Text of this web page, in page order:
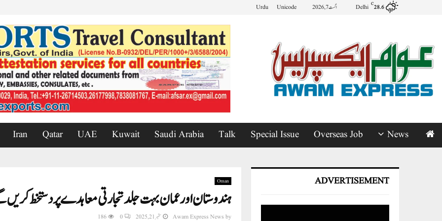
28.6
C
Delhi اگست 7, 2026 Unicode
Urdu
News
Overseas Job
Special Issue
Talk
Saudi Arabia
Kuwait
UAE
Qatar
Iran
Oman
ہندوستان اورعمان بہت جلد تجارتی معاہدے پر دستخط
by
Awam Express News ستمبر 21, 2025 0
186
ADVERTISEMENT